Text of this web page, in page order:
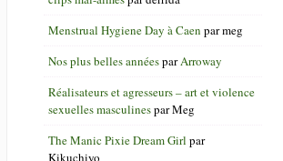
Menstrual Hygiene Day à Caen parmeg
Nos plus belles annéesparArroway
Réalisateurs et agresseurs – art et violence
sexuelles masculinesparMeg
The Manic Pixie Dream Girl par
Kikuchiyo